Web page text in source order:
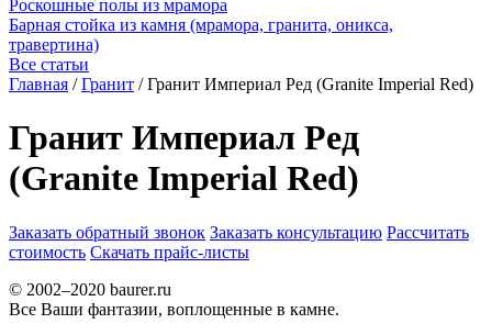
Роскошные полы из мрамора
Барная стойка из камня (мрамора, гранита, оникса,
травертина)
Все статьи
Главная / Гранит / Гранит Империал Ред (Granite Imperial Red)
Гранит Империал Ред
(Granite Imperial Red)
Заказать обратный звонок Заказать консультацию Рассчитать
стоимость Скачать прайс-листы
© 2002–2020 baurer.ru
Все Ваши фантазии, воплощенные в камне.